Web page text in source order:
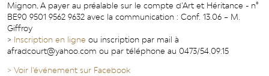
Mignon.A payer au préalable sur le compte d’Art et Héritance - n°
BE90 9501 9562 9632 avec la communication : Conf. 13.06 – M.
Giffroy
> Inscription en ligne ou inscription par mail à
afradcourt@yahoo.com ou par téléphone au 0473/54.09.15
> Voir l'événement sur Facebook